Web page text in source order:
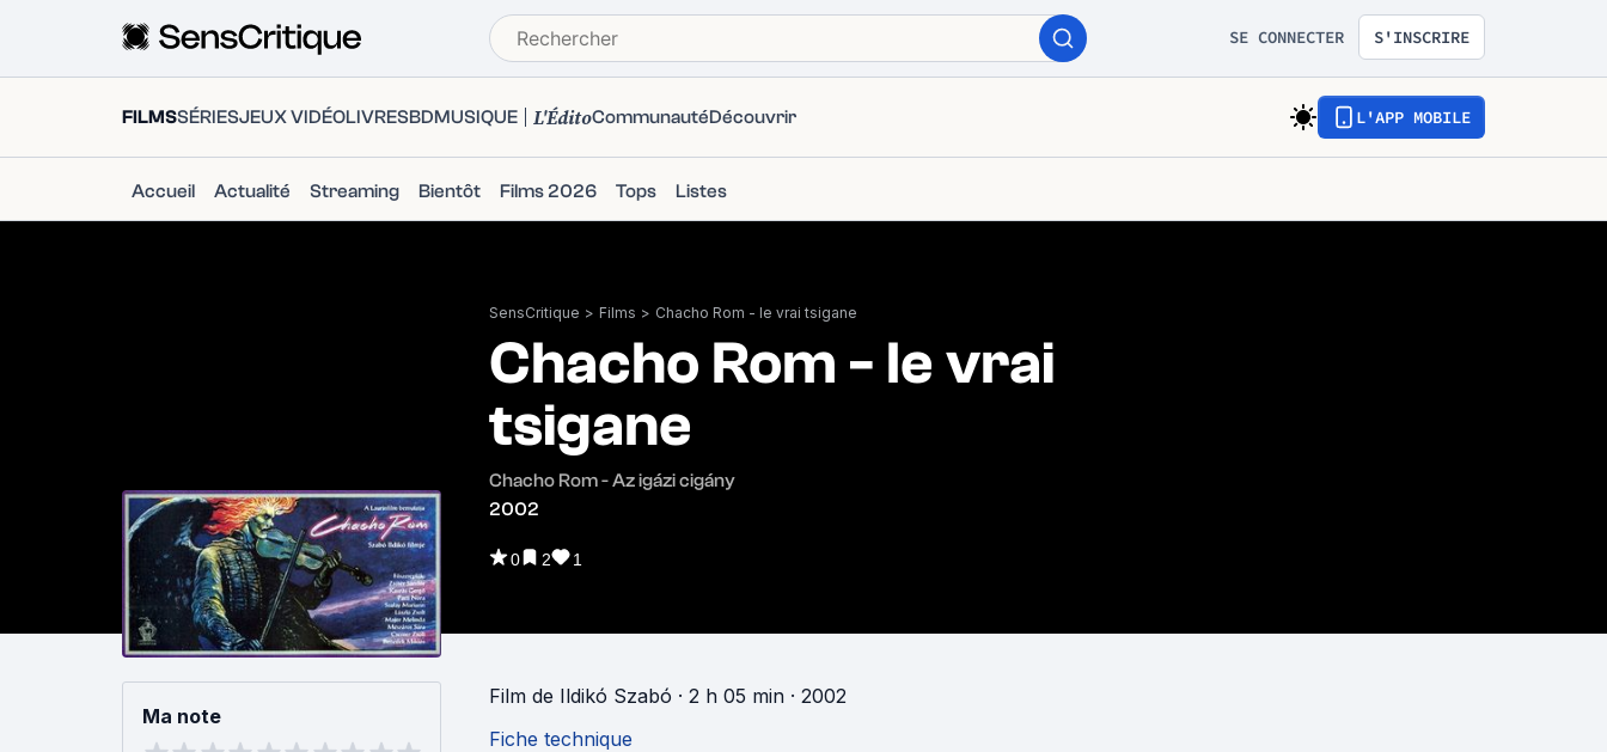
SE CONNECTER S'INSCRIRE
FILMSSÉRIESJEUX VIDÉOLIVRESBDMUSIQUE L'ÉditoCommunautéDécouvrir L'APP MOBILE
Accueil Actualité Streaming Bientôt Films 2026 Tops Listes
SensCritique > Films > Chacho Rom - le vrai tsigane
Chacho Rom - le vrai
tsigane
Chacho Rom - Az igázi cigány
2002
0 2 1
Ma note
Film de Ildikó Szabó · 2 h 05 min · 2002
Fiche technique